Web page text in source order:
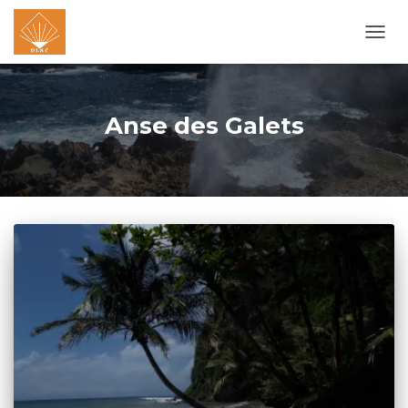
LA
Anse des Galets